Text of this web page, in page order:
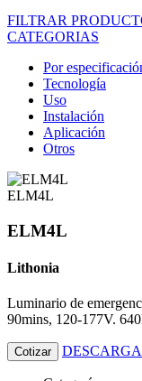
FILTRAR
CATEGORIAS
Por
Tecnología
Uso
Instalación
Aplicación
Otros
ELM4L
ELM4L
Lithonia
Luminario de
90mins, 120-177V.
Cotizar